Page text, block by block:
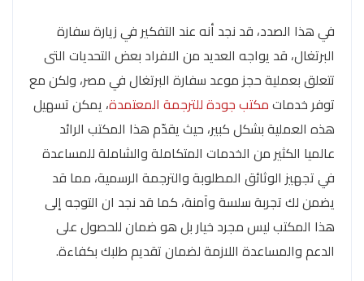
في هذا الصدد، قد نجد أنه عند التفكير في زيارة سفارة
البرتغال، قد يواجه العديد من الافراد بعض التحديات التى
تتعلق بعملية حجز موعد سفارة البرتغال في مصر، ولكن مع
توفر خدماتمكتب جودة للترجمة المعتمدة، يمكن تسهيل
هذه العملية بشكل كبير، حيث يقدّم هذا المكتب الرائد
عالميا الكثير من الخدمات المتكاملة والشاملة للمساعدة
في تجهيز الوثائق المطلوبة والترجمة الرسمية، مما قد
يضمن لك تجربة سلسة وآمنة، كما قد نجد ان التوجه إلى
هذا المكتب ليس مجرد خيار بل هو ضمان للحصول على
الدعم والمساعدة اللازمة لضمان تقديم طلبك بكفاءة.